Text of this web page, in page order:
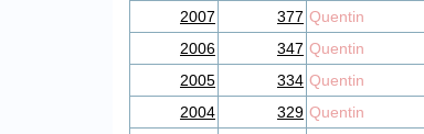
2007
377 Quentin
2006
347 Quentin
2005
334 Quentin
2004
329 Quentin